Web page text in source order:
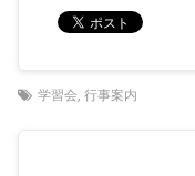
学習会, 行事案内